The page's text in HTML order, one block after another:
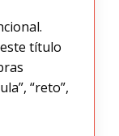
título
“reto”,